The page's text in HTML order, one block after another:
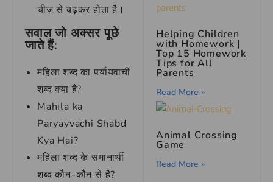
चीज़ से बढ़कर होता है।
सवाल जो अक्सर पूछे
जाते हैं:
महिला शब्द का पर्यायवाची
शब्द क्या है?
Mahila ka
Paryayvachi Shabd
Kya Hai?
महिला शब्द के समानार्थी
शब्द कौन-कौन से हैं?
Helping Children
with Homework |
Top 15 Homework
Tips for All
Parents
Read More »
Animal Crossing
Game
Read More »